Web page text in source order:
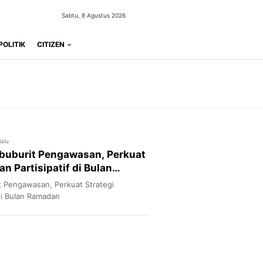
Sabtu, 8 Agustus 2026
CITIZEN
Pengawasan, Perkuat
Partisipatif di Bulan
Perkuat Strategi
Ramadan